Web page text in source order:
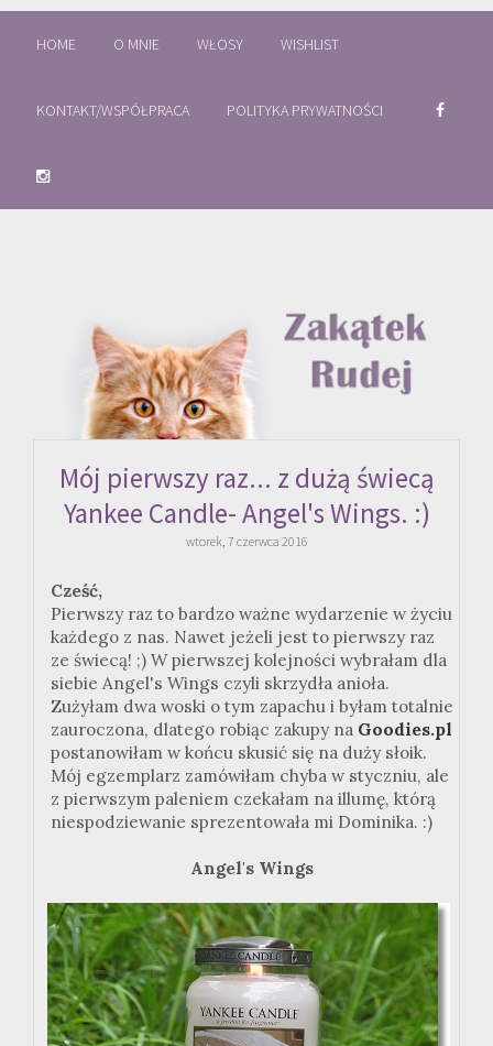
HOME O MNIE WŁOSY WISHLIST
KONTAKT/WSPÓŁPRACA POLITYKA PRYWATNOŚCI
Mój pierwszy raz... z dużą świecą
Yankee Candle- Angel's Wings. :)
wtorek, 7 czerwca 2016
Cześć,
Pierwszy raz to bardzo ważne wydarzenie w życiu
każdego z nas. Nawet jeżeli jest to pierwszy raz
ze świecą! ;) W pierwszej kolejności wybrałam dla
siebie Angel's Wings czyli skrzydła anioła.
Zużyłam dwa woski o tym zapachu i byłam totalnie
zauroczona, dlatego robiąc zakupy na Goodies.pl
postanowiłam w końcu skusić się na duży słoik.
Mój egzemplarz zamówiłam chyba w styczniu, ale
z pierwszym paleniem czekałam na illumę, którą
niespodziewanie sprezentowała mi Dominika. :)
Angel's Wings